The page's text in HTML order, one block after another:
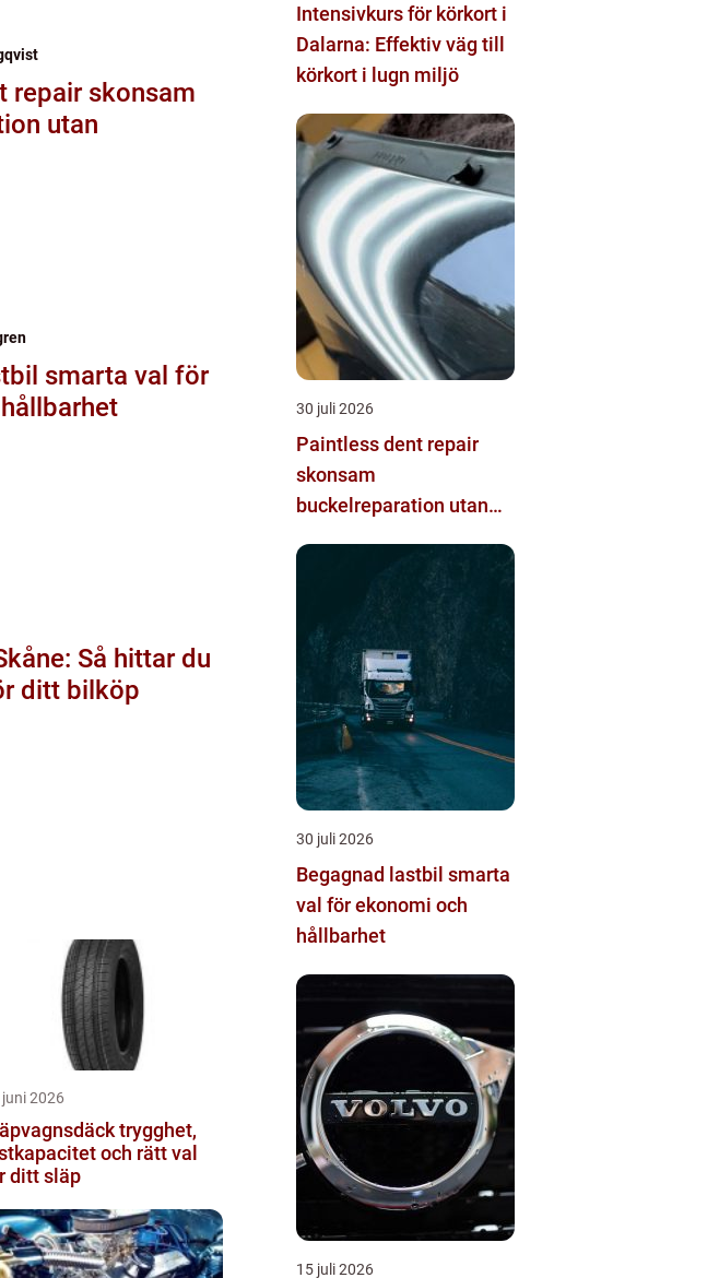
skonsam
utan
för
Så hittar du
ditt bilköp
2026
trygghet,
och rätt val
ditt släp
Intensivkurs för körkort i
Dalarna: Effektiv väg till
körkort i lugn miljö
30 juli 2026
Paintless dent repair
skonsam
buckelreparation utan
30 juli 2026
Begagnad lastbil smarta
val för ekonomi och
hållbarhet
15 juli 2026